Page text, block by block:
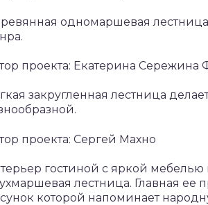
одномаршевая
проекта: Екатерина Сережина
закругленная лестница
проекта: Сергей Махно
гостиной с яркой
лестница. Главная ее
которой напоминает